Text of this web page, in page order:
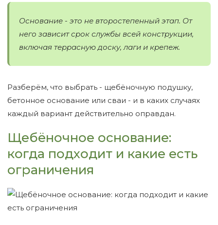
Основание - это не второстепенный этап. От
него зависит срок службы всей конструкции,
включая террасную доску, лаги и крепеж.
Разберём, что выбрать - щебёночную подушку,
бетонное основание или сваи - и в каких случаях
каждый вариант действительно оправдан.
Щебёночное основание:
когда подходит и какие есть
ограничения